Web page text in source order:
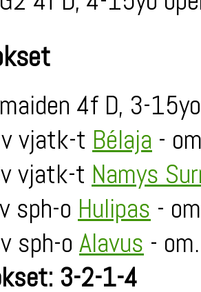
4f D, 3-
vjatk-t Bélaja -
vjatk-t Namys
sph-o Hulipas -
sph-o Alavus -
3-2-1-4